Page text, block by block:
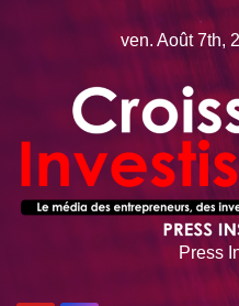
ven. Août 7th,
Press